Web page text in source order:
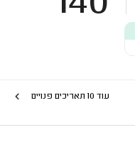
עוד 10 תאריכים פנויים